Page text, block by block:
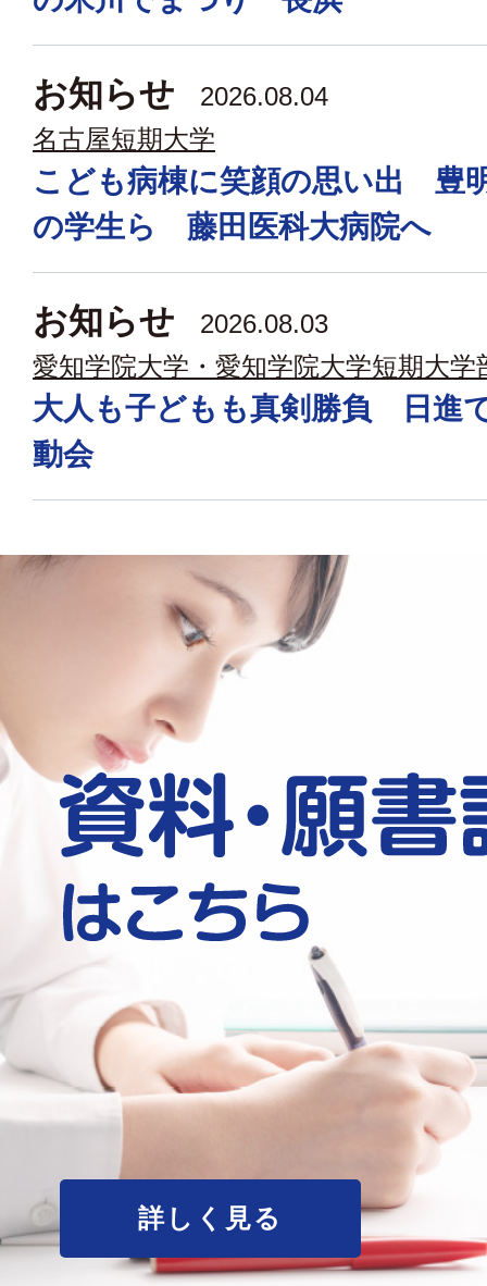
お知らせ
2026.08.04
名古屋短期大学
こども病棟に笑顔の思い出 豊
の学生ら 藤田医科大病院へ
お知らせ
2026.08.03
愛知学院大学・愛知学院大学短期大学
大人も子どもも真剣勝負 日進
動会
詳しく見る